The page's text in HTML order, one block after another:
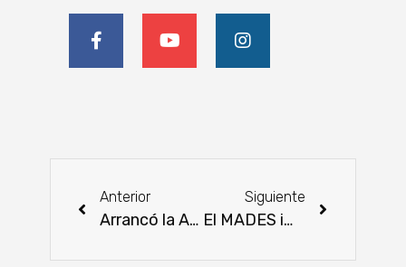
Anterior
Arrancó la Agrodinámica
Siguiente
El MADES impulsa proceso participativo para el desarrollo del Estándar Nacional de Carne Sostenible